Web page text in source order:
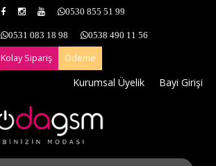
0530 855 51 99
0531 083 18 98 0538 490 11 56
Kolay Sipariş Ödeme
Kurumsal Üyelik Bayi Girişi